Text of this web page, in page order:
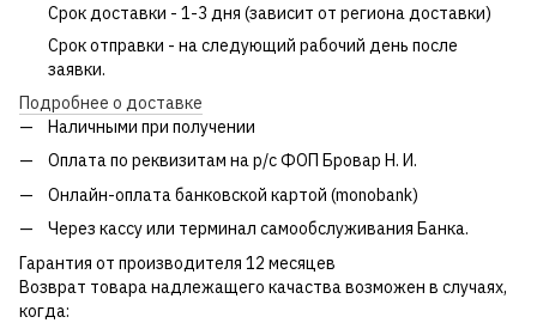
Срок доставки - 1-3 дня (зависит от региона доставки)
Срок отправки - на следующий рабочий день после
заявки.
Подробнее о доставке
Наличными при получении
Оплата по реквизитам на р/с ФОП Бровар Н. И.
Онлайн-оплата банковской картой (monobank)
Через кассу или терминал самообслуживания Банка.
Гарантия от производителя 12 месяцев
Возврат товара надлежащего качаства возможен в случаях,
когда: